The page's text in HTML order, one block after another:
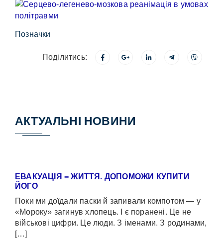
Позначки
Поділитись:
АКТУАЛЬНІ НОВИНИ
ЕВАКУАЦІЯ = ЖИТТЯ. ДОПОМОЖИ КУПИТИ
ЙОГО
Поки ми доїдали паски й запивали компотом — у
«Мороку» загинув хлопець. І є поранені. Це не
військові цифри. Це люди. З іменами. З родинами,
[…]